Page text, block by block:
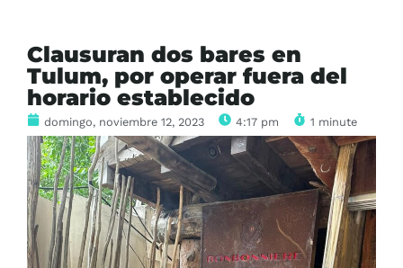
Clausuran dos bares en
Tulum, por operar fuera del
horario establecido
domingo, noviembre 12, 2023 4:17 pm 1 minute